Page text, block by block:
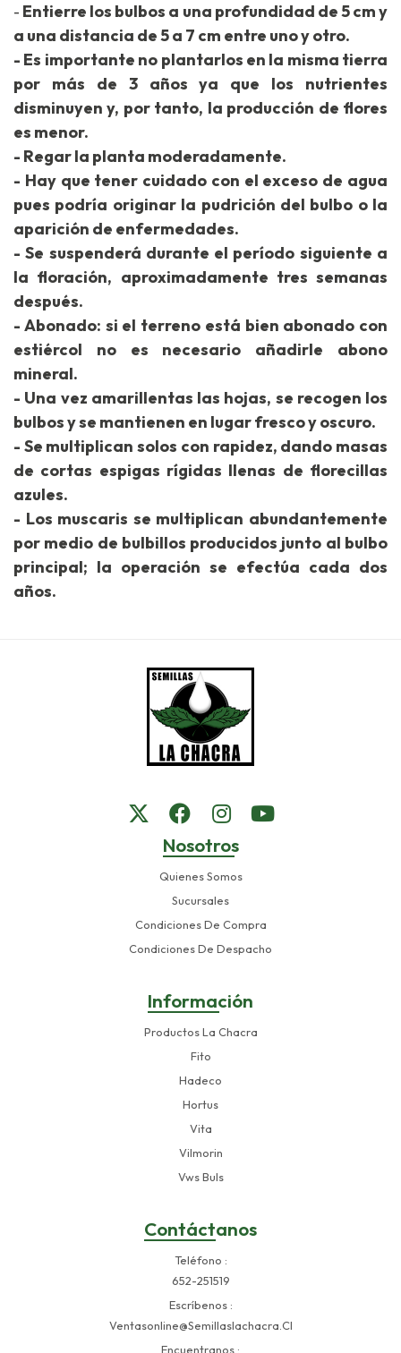
- Entierre los bulbos a una profundidad de 5 cm y
a una distancia de 5 a 7 cm entre uno y otro.
- Es importante no plantarlos en la misma tierra
por más de 3 años ya que los nutrientes
disminuyen y, por tanto, la producción de flores
es menor.
- Regar la planta moderadamente.
- Hay que tener cuidado con el exceso de agua
pues podría originar la pudrición del bulbo o la
aparición de enfermedades.
- Se suspenderá durante el período siguiente a
la floración, aproximadamente tres semanas
después.
- Abonado: si el terreno está bien abonado con
estiércol no es necesario añadirle abono
mineral.
- Una vez amarillentas las hojas, se recogen los
bulbos y se mantienen en lugar fresco y oscuro.
- Se multiplican solos con rapidez, dando masas
de cortas espigas rígidas llenas de florecillas
azules.
- Los muscaris se multiplican abundantemente
por medio de bulbillos producidos junto al bulbo
principal; la operación se efectúa cada dos
años.
Nosotros
Quienes Somos
Sucursales
Condiciones De Compra
Condiciones De Despacho
Información
Productos La Chacra
Fito
Hadeco
Hortus
Vita
Vilmorin
Vws Buls
Contáctanos
Teléfono
652-251519
Escríbenos
Ventasonline@semillaslachacra.cl
Encuentranos